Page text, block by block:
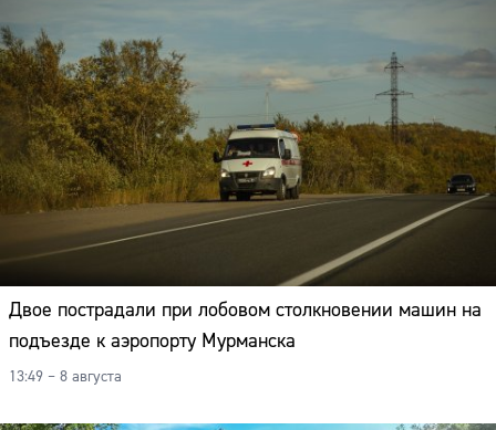
Двое пострадали при лобовом столкновении машин на
подъезде к аэропорту Мурманска
13:49 – 8 августа